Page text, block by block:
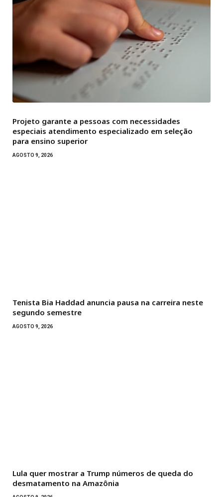
Projeto garante a pessoas com necessidades
especiais atendimento especializado em seleção
para ensino superior
AGOSTO 9, 2026
Tenista Bia Haddad anuncia pausa na carreira neste
segundo semestre
AGOSTO 9, 2026
Lula quer mostrar a Trump números de queda do
desmatamento na Amazônia